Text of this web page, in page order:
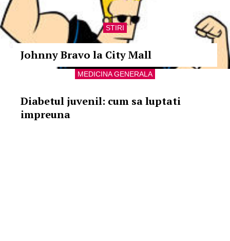
STIRI
Johnny Bravo la City Mall
MEDICINA GENERALA
Diabetul juvenil: cum sa luptati
impreuna